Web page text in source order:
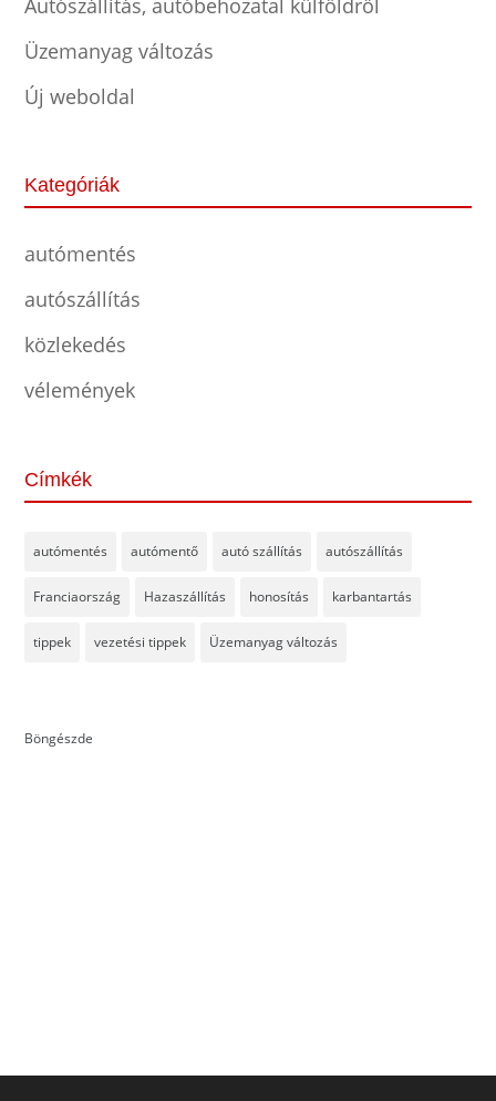
Autószállítás, autóbehozatal külföldről
Üzemanyag változás
Új weboldal
Kategóriák
autómentés
autószállítás
közlekedés
vélemények
Címkék
autómentés autómentő autó szállítás autószállítás
Franciaország Hazaszállítás honosítás karbantartás
tippek vezetési tippek Üzemanyag változás
Böngészde